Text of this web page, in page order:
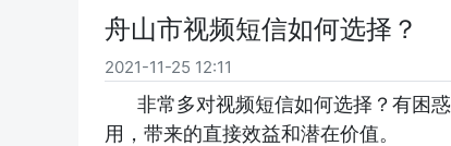
舟山市视频短信如何选择？
2021-11-25 12:11
非常多对视频短信如何选择？有困
用，带来的直接效益和潜在价值。